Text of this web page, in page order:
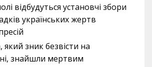
відбудуться установчі збори
українських жертв
який зник безвісти на
знайшли мертвим